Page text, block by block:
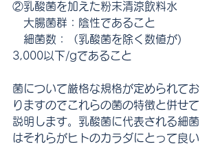
②乳酸菌を加えた粉末清涼飲料水
大腸菌群：陰性であること
細菌数：（乳酸菌を除く数値が)
3,000以下/gであること
菌について厳格な規格が定められてお
りますのでこれらの菌の特徴と併せて
説明します。乳酸菌に代表される細菌
はそれらがヒトのカラダにとって良い